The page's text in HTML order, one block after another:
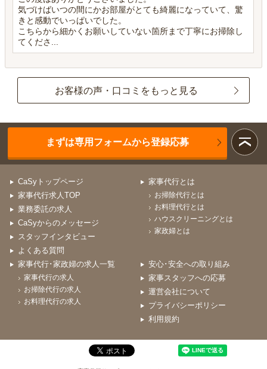
気づけばいつの間にかお部屋がとても綺麗になっていて、驚
きと感動でいっぱいでした。
こちらから細かくお願いしていない箇所まで丁寧にお掃除し
てくださ...
お客様の声・口コミをもっと見る
まずは専用フォームから登録応募
CaSyトップページ
家事代行求人TOP
業務委託の求人
CaSyからのメッセージ
スタッフインタビュー
よくある質問
家事代行とは
お掃除代行とは
お料理代行とは
ハウスクリーニングとは
家政婦とは
家事代行･家政婦の求人一覧
家事代行の求人
お掃除代行の求人
お料理代行の求人
安心･安全への取り組み
家事スタッフへの応募
運営会社について
プライバシーポリシー
利用規約